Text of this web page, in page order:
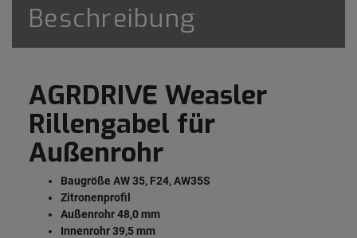
Beschreibung
AGRDRIVE Weasler
Rillengabel für
Außenrohr
Baugröße AW 35, F24, AW35S
Zitronenprofil
Außenrohr 48,0 mm
Innenrohr 39,5 mm